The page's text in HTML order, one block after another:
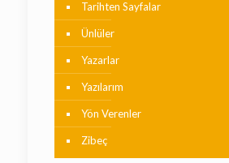
Tarihten Sayfalar
Ünlüler
Yazarlar
Yazılarım
Yön Verenler
Zibeç